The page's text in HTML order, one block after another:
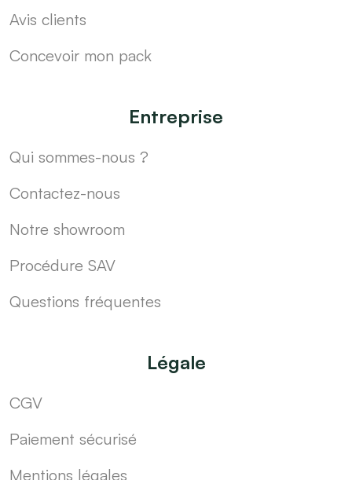
Avis clients
Concevoir mon pack
Entreprise
Qui sommes-nous ?
Contactez-nous
Notre showroom
Procédure SAV
Questions fréquentes
Légale
CGV
Paiement sécurisé
Mentions légales